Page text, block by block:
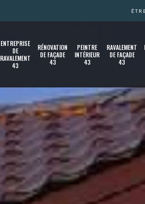
ENTREPRISE
DE
RAVALEMENT
43
RÉNOVATION
DE FAÇADE
43
PEINTRE
INTÉRIEUR
43
RAVALEMENT
DE FAÇADE
43